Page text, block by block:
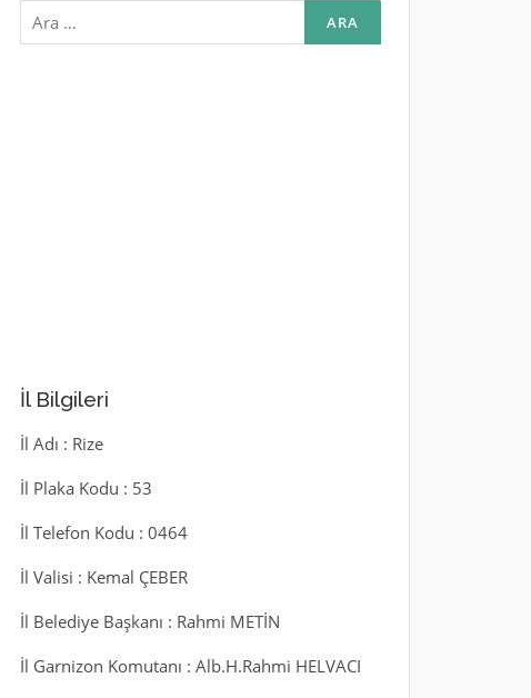
Arama:
İl Bilgileri
İl Adı : Rize
İl Plaka Kodu : 53
İl Telefon Kodu : 0464
İl Valisi : Kemal ÇEBER
İl Belediye Başkanı : Rahmi METİN
İl Garnizon Komutanı : Alb.H.Rahmi HELVACI